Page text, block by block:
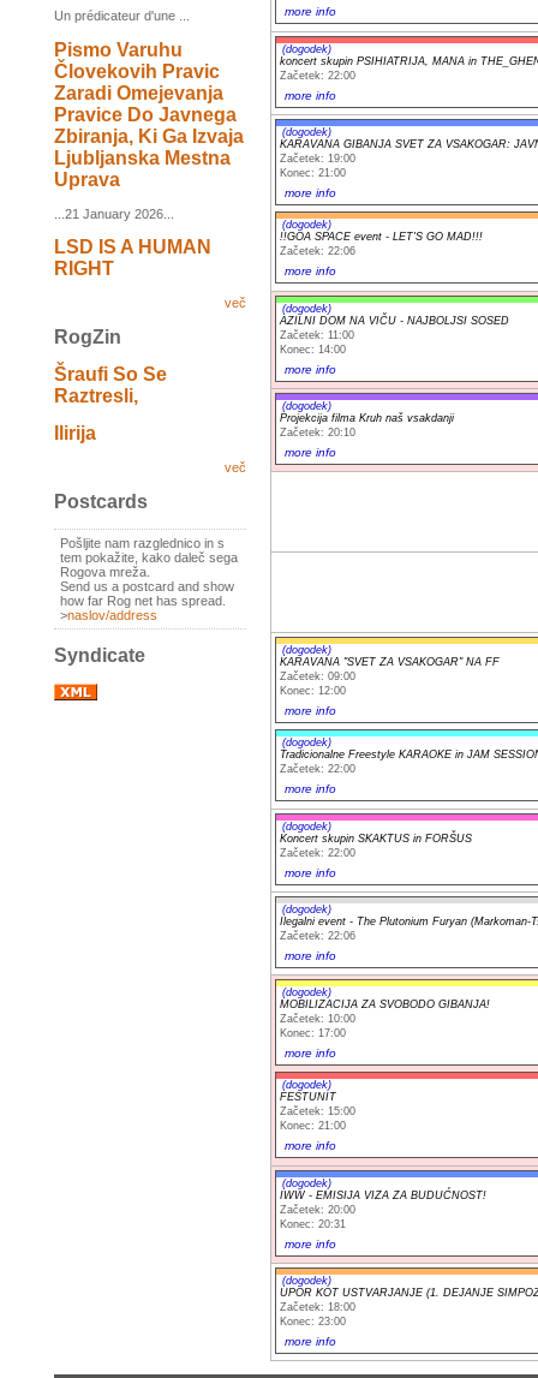
Un prédicateur d'une ...
Pismo Varuhu
Človekovih Pravic
Zaradi Omejevanja
Pravice Do Javnega
Zbiranja, Ki Ga Izvaja
Ljubljanska Mestna
Uprava
...21 January 2026...
LSD IS A HUMAN
RIGHT
več
RogZin
Šraufi So Se
Raztresli,
Ilirija
več
Postcards
Pošljite nam razglednico in s
tem pokažite, kako daleč sega
Rogova mreža.
Send us a postcard and show
how far Rog net has spread.
>naslov/address
Syndicate
more info
(dogodek)
koncert skupin PSIHIATRIJA, MANA in
Začetek: 22:00
more info
(dogodek)
KARAVANA GIBANJA SVET ZA VSAKOGAR:
Začetek: 19:00
Konec: 21:00
more info
(dogodek)
!!GOA SPACE event - LET'S GO MAD!!!
Začetek: 22:06
more info
(dogodek)
AZILNI DOM NA VIČU - NAJBOLJSI SOSED
Začetek: 11:00
Konec: 14:00
more info
(dogodek)
Projekcija filma Kruh naš vsakdanji
Začetek: 20:10
more info
(dogodek)
KARAVANA "SVET ZA VSAKOGAR" NA FF
Začetek: 09:00
Konec: 12:00
more info
(dogodek)
Tradicionalne Freestyle KARAOKE in JAM
Začetek: 22:00
more info
(dogodek)
Koncert skupin SKAKTUS in FORŠUS
Začetek: 22:00
more info
(dogodek)
Ilegalni event - The Plutonium Furyan (Markoman-
Začetek: 22:06
more info
(dogodek)
MOBILIZACIJA ZA SVOBODO GIBANJA!
Začetek: 10:00
Konec: 17:00
more info
(dogodek)
FESTUNIT
Začetek: 15:00
Konec: 21:00
more info
(dogodek)
IWW - EMISIJA VIZA ZA BUDUĆNOST!
Začetek: 20:00
Konec: 20:31
more info
(dogodek)
UPOR KOT USTVARJANJE (1. DEJANJE
Začetek: 18:00
Konec: 23:00
more info